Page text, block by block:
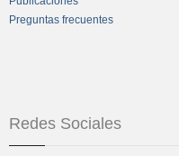
Preguntas frecuentes
Redes Sociales